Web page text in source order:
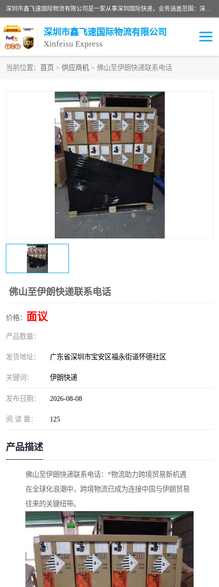
深圳市鑫飞速国际物流有限公司是一家从事深圳国际快递，业务涵盖范围：深圳DHL国际快递、深圳国际快递公司、深圳国际物流公司、深圳国际快递、深圳DHL国际快递电话可拨打全国服务热线：15019287411。欢迎各位亲来人来电到我司洽谈合作。
深圳市鑫飞速国际物流有限公司
Xinfeisu Express
当前位置： 首页 > 供应商机 > 佛山至伊朗快递联系电话
佛山至伊朗快递联系电话
价格： 面议
产品数量：
发货地址： 广东省深圳市宝安区福永街道怀德社区
关键词： 伊朗快递
发布日期： 2026-08-08
阅 读 量： 125
产品描述
佛山至伊朗快递联系电话：*物流助力跨境贸易新机遇
在全球化浪潮中，跨境物流已成为连接中国与伊朗贸易
往来的关键纽带。
巴西快递
深圳DHL国际快递 伊朗快递
UPS国际快递 深圳国际快递公司
深圳国际物流公司 深圳国际快递电话
DHL国际快递电话 深圳国际快递
新能源电池出口物流